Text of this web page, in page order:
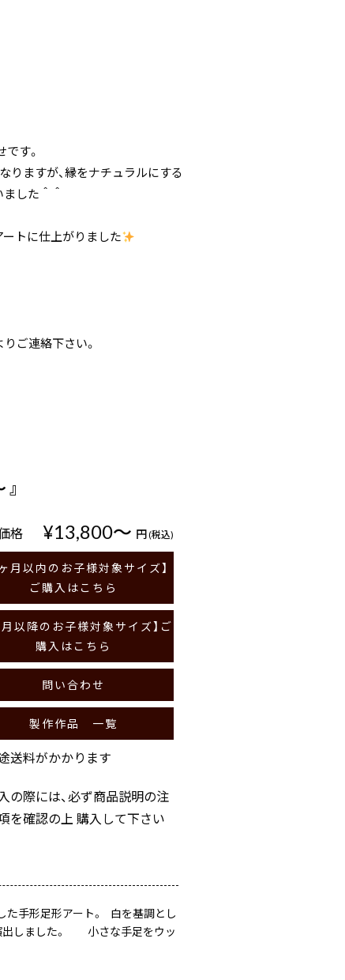
す。
りますが、縁をナチュラルにする
した＾＾
ートに仕上がりました
ご連絡下さい。
格 ¥13,800〜 円(税込)
月以内のお子様対象サイズ】
ご購入はこちら
月以降のお子様対象サイズ】ご
購入はこちら
問い合わせ
製作作品 一覧
送料がかかります
の際には、必ず商品説明の注
を確認の上 購入して下さい
手形足形アート。 白を基調とし
出しました。 小さな手足をウッ